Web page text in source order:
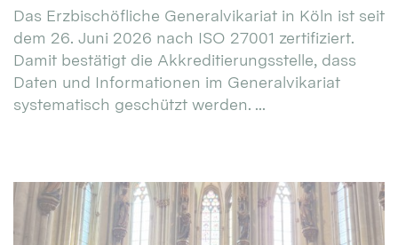
Das Erzbischöfliche Generalvikariat in Köln ist seit
dem 26. Juni 2026 nach ISO 27001 zertifiziert.
Damit bestätigt die Akkreditierungsstelle, dass
Daten und Informationen im Generalvikariat
systematisch geschützt werden. ...